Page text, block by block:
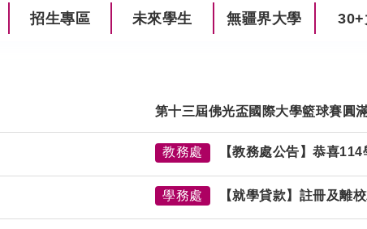
招生專區 未來學生 無疆界大學 30+
第十三屆佛光盃國際大學籃球賽圓
教務處 【教務處公告】恭喜
學務處 【就學貸款】 註冊及離校